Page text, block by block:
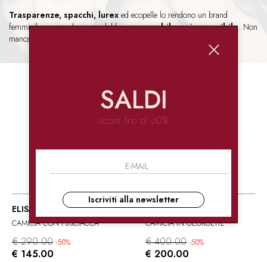
Trasparenze, spacchi, lurex ed ecopelle lo rendono un brand
femminile e sensuale, senza dubbiomemorabile e riconoscibile. Non
manca una selezione di accessori 100% vegani:voto diesci!
ELISABETTA FRANCHI
CAMICIA CON FUSCIACCA
€ 290.00 -50%
€ 145.00
ELISABETTA FRANCHI
CAMICIA IN GEORGETTE
€ 400.00 -50%
€ 200.00
SALDI
sconti fino al -60%
Iscriviti alla newsletter